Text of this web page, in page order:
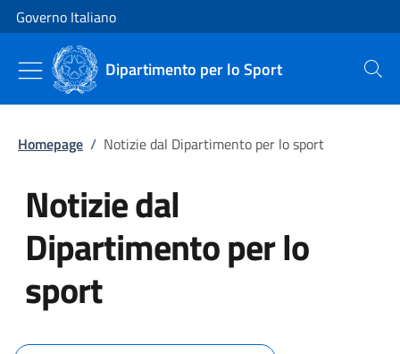
Vai al contenuto
Vai alla navigazione del sito
Governo Italiano
Dipartimento per lo Sport Cerca
Homepage / Notizie dal Dipartimento per lo sport
Notizie dal
Dipartimento per lo
sport